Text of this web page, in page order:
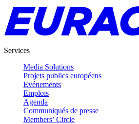
Services
Media Solutions
Projets publics européens
Evénements
Emplois
Agenda
Communiqués de presse
Members’ Circle